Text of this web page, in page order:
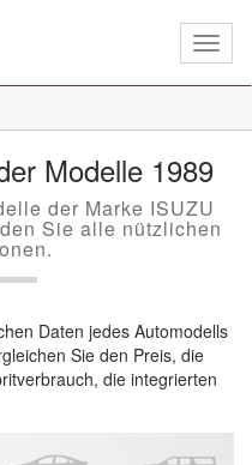
Modelle 1989
der Marke ISUZU
Sie alle nützlichen
Daten jedes Automodells
Sie den Preis, die
die integrierten